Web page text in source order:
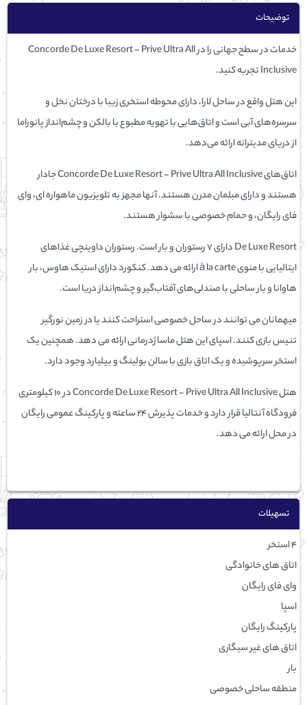
توضیحات
خدمات در سطح جهانی را در Concorde De Luxe Resort - Prive Ultra All
Inclusive تجربه کنید.
این هتل واقع در ساحل لارا، دارای محوطه استخری زیبا با درختان نخل و
سرسره‌های آبی است و اتاق‌هایی با تهویه مطبوع با بالکن و چشم‌انداز پانوراما
از دریای مدیترانه ارائه می‌دهد.
اتاق‌های Concorde De Luxe Resort - Prive Ultra All Inclusive جادار
هستند و دارای مبلمان مدرن هستند. آنها مجهز به تلویزیون ماهواره ای، وای
فای رایگان، و حمام خصوصی با سشوار هستند.
De Luxe Resort دارای 7 رستوران و بار است. رستوران داوینچی غذاهای
ایتالیایی با منوی à la carte ارائه می دهد. کنکورد دارای استیک‌ هاوس، بار
هاوانا و بار ساحلی با صندلی‌های آفتاب‌گیر و چشم‌انداز دریا است.
میهمانان می توانند در ساحل خصوصی استراحت کنند یا در زمین نورگیر
تنیس بازی کنند. اسپای این هتل ماساژدرمانی ارائه می دهد. همچنین یک
استخر سرپوشیده و یک اتاق بازی با سالن بولینگ و بیلیارد وجود دارد.
هتل Concorde De Luxe Resort - Prive Ultra All Inclusive در 10 کیلومتری
فرودگاه آنتالیا قرار دارد و خدمات پذیرش 24 ساعته و پارکینگ عمومی رایگان
در محل ارائه می دهد.
تسهيلات
4 استخر
اتاق های خانوادگی
وای فای رایگان
اسپا
پارکینگ رایگان
اتاق های غیر سیگاری
بار
منطقه ساحلی خصوصی